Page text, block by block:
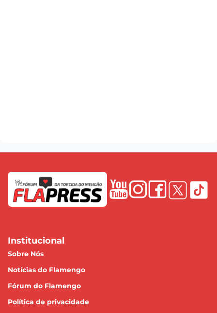
Institucional
Sobre Nós
Notícias do Flamengo
Fórum do Flamengo
Política de privacidade